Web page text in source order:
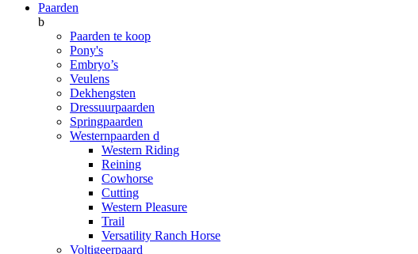
Paarden
b
Paarden te koop
Pony's
Embryo’s
Veulens
Dekhengsten
Dressuurpaarden
Springpaarden
Westernpaarden d
Western Riding
Reining
Cowhorse
Cutting
Western Pleasure
Trail
Versatility Ranch Horse
Voltigeerpaard